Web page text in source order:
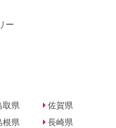
ー
取県
根県
佐賀県
長崎県